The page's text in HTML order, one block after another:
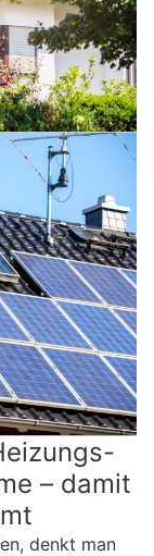
– damit
denkt man